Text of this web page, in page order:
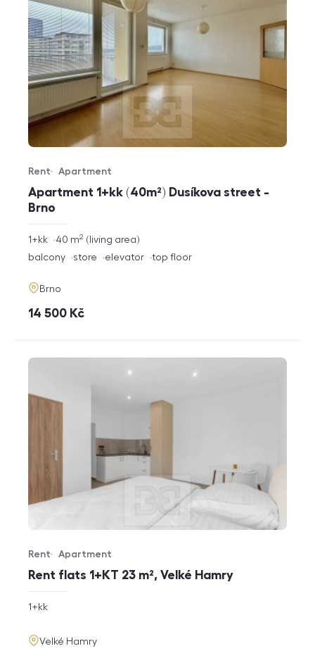
Apartment 1+kk (40m²) Dusíkova street -
Brno
Offer type
Rent
Property type
Apartment
rozměry
1+kk living area
40 m2
funkce
balcony store elevator top floor
adresa
Brno
cena
14 500 Kč
Rent flats 1+KT 23 m², Velké Hamry
Offer type
Rent
Property type
Apartment
rozměry
1+kk
adresa
Velké Hamry